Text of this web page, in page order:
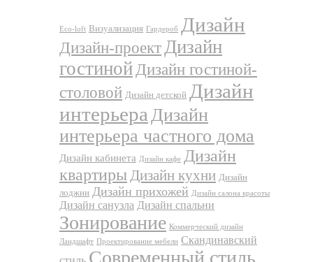
Eco-loft Визуализация Гардероб Дизайн
Дизайн-проектДизайн
гостинойДизайн гостиной-
столовой Дизайн детской Дизайн
интерьера Дизайн
интерьера частного дома
Дизайн кабинета Дизайн кафе Дизайн
квартирыДизайн кухни Дизайн
лоджии Дизайн прихожей Дизайн салона красоты
Дизайн санузла Дизайн спальни
Зонирование Коммерческий дизайн
Ландшафт Проектирование мебели Скандинавский
Современный стиль